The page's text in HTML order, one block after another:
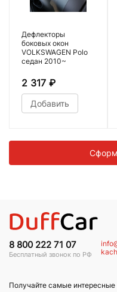
Дефлекторы
боковых окон
VOLKSWAGEN Polo
седан 2010~
2 317 ₽
Добавить
8 800 222 71 07
Бесплатный звонок по РФ
Получайте самые интересные